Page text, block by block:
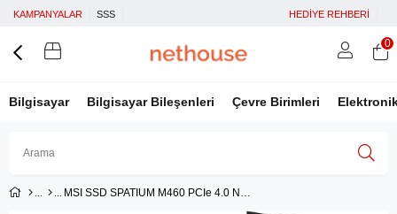
KAMPANYALAR SSS HEDİYE REHBERİ
Bilgisayar Bilgisayar Bileşenleri Çevre Birimleri
0
MSI SSD SPATIUM M460 PCIe 4.0 NVMe M.2 1TB R5000 W4500